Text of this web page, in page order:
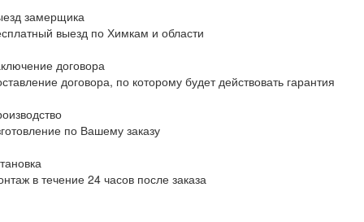
замерщика
выезд по Химкам и области
договора
договора, по которому будет действовать гарантия
по Вашему заказу
в течение 24 часов после заказа